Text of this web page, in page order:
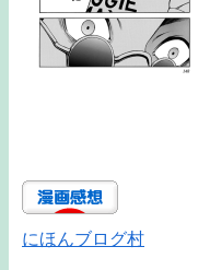
にほんブログ村